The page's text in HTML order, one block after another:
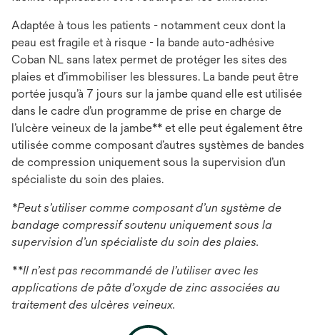
Adaptée à tous les patients - notamment ceux dont la
peau est fragile et à risque - la bande auto-adhésive
Coban NL sans latex permet de protéger les sites des
plaies et d’immobiliser les blessures. La bande peut être
portée jusqu’à 7 jours sur la jambe quand elle est utilisée
dans le cadre d’un programme de prise en charge de
l’ulcère veineux de la jambe** et elle peut également être
utilisée comme composant d’autres systèmes de bandes
de compression uniquement sous la supervision d’un
spécialiste du soin des plaies.
*Peut s’utiliser comme composant d’un système de
bandage compressif soutenu uniquement sous la
supervision d’un spécialiste du soin des plaies.
**Il n’est pas recommandé de l’utiliser avec les
applications de pâte d’oxyde de zinc associées au
traitement des ulcères veineux.